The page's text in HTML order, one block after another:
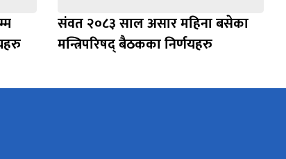
संवत २०८३ साल असार महिना बसेका
मन्त्रिपरिषद् बैठकका निर्णयहरु